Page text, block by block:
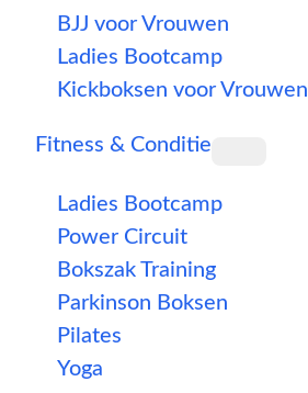
BJJ voor Vrouwen
Ladies Bootcamp
Kickboksen voor Vrouwen
Fitness & Conditie
Ladies Bootcamp
Power Circuit
Bokszak Training
Parkinson Boksen
Pilates
Yoga